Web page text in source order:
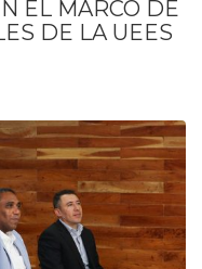
EL MARCO DE
DE LA UEES